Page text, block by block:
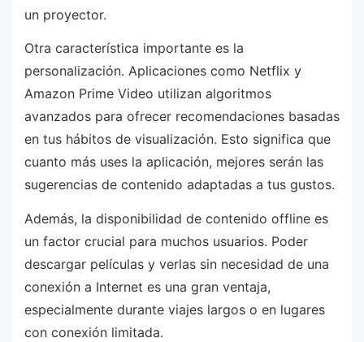
un proyector.
Otra característica importante es la
personalización. Aplicaciones como Netflix y
Amazon Prime Video utilizan algoritmos
avanzados para ofrecer recomendaciones basadas
en tus hábitos de visualización. Esto significa que
cuanto más uses la aplicación, mejores serán las
sugerencias de contenido adaptadas a tus gustos.
Además, la disponibilidad de contenido offline es
un factor crucial para muchos usuarios. Poder
descargar películas y verlas sin necesidad de una
conexión a Internet es una gran ventaja,
especialmente durante viajes largos o en lugares
con conexión limitada.